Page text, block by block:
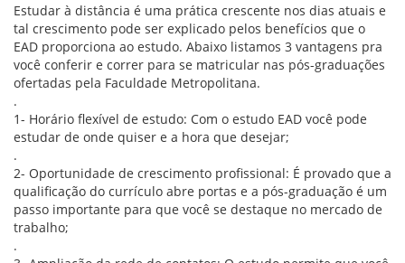
Estudar à distância é uma prática crescente nos dias atuais e
tal crescimento pode ser explicado pelos benefícios que o
EAD proporciona ao estudo. Abaixo listamos 3 vantagens pra
você conferir e correr para se matricular nas pós-graduações
ofertadas pela Faculdade Metropolitana.
.
1- Horário flexível de estudo: Com o estudo EAD você pode
estudar de onde quiser e a hora que desejar;
.
2- Oportunidade de crescimento profissional: É provado que a
qualificação do currículo abre portas e a pós-graduação é um
passo importante para que você se destaque no mercado de
trabalho;
.